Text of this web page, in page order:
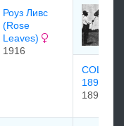
Роуз Ливс
(Rose
Leaves)
1916
1897
1897